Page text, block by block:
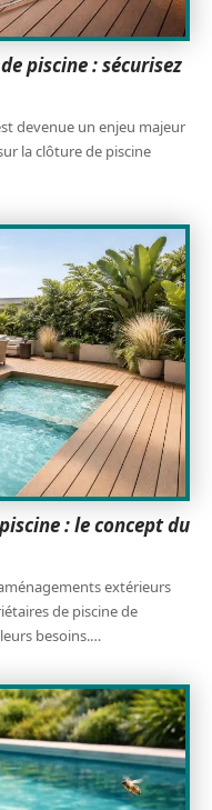
piscine : sécurisez
devenue un enjeu majeur
la clôture de piscine
: le concept du
extérieurs
de piscine de
besoins.…